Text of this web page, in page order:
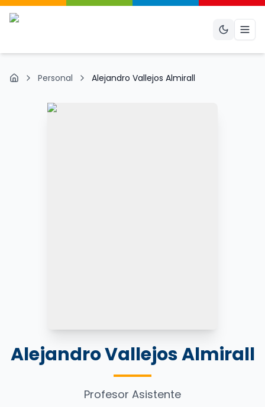
Inicio Personal Alejandro Vallejos Almirall
Alejandro Vallejos Almirall
Profesor Asistente